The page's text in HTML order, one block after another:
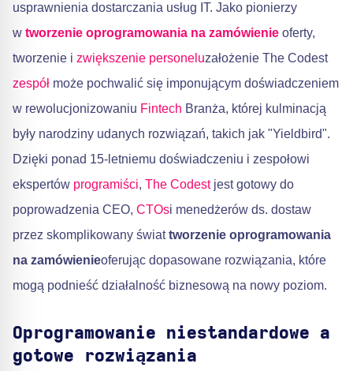
usprawnienia dostarczania usług IT. Jako pionierzy
w tworzenie oprogramowania na zamówienie oferty,
tworzenie i zwiększenie personeluzałożenie The Codest
zespół może pochwalić się imponującym doświadczeniem
w rewolucjonizowaniu Fintech Branża, której kulminacją
były narodziny udanych rozwiązań, takich jak "Yieldbird".
Dzięki ponad 15-letniemu doświadczeniu i zespołowi
ekspertów programiści, The Codestjest gotowy do
poprowadzenia CEO, CTOsi menedżerów ds. dostaw
przez skomplikowany świattworzenie oprogramowania
na zamówienieoferując dopasowane rozwiązania, które
mogą podnieść działalność biznesową na nowy poziom.
Oprogramowanie niestandardowe a
gotowe rozwiązania